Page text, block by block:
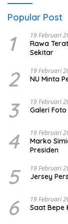
Popular Post
1 19 Februari
Rawa
Sekitar
2 19 Februari
NU Minta
3 19 Februari
Galeri
4 19 Februari
Marko
Presiden
5 19 Februari
Jersey
6 19 Februari
Saat Bepe